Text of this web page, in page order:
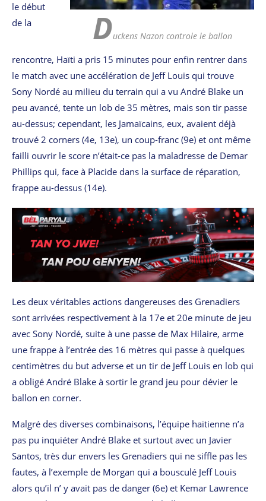
Duckens Nazon controle le ballon
le début
de la
rencontre, Haïti a pris 15 minutes pour enfin rentrer dans
le match avec une accélération de Jeff Louis qui trouve
Sony Nordé au milieu du terrain qui a vu André Blake un
peu avancé, tente un lob de 35 mètres, mais son tir passe
au-dessus; cependant, les Jamaïcains, eux, avaient déjà
trouvé 2 corners (4e, 13e), un coup-franc (9e) et ont même
failli ouvrir le score n’était-ce pas la maladresse de Demar
Phillips qui, face à Placide dans la surface de réparation,
frappe au-dessus (14e).
Les deux véritables actions dangereuses des Grenadiers
sont arrivées respectivement à la 17e et 20e minute de jeu
avec Sony Nordé, suite à une passe de Max Hilaire, arme
une frappe à l’entrée des 16 mètres qui passe à quelques
centimètres du but adverse et un tir de Jeff Louis en lob qui
a obligé André Blake à sortir le grand jeu pour dévier le
ballon en corner.
Malgré des diverses combinaisons, l’équipe haïtienne n’a
pas pu inquiéter André Blake et surtout avec un Javier
Santos, très dur envers les Grenadiers qui ne siffle pas les
fautes, à l’exemple de Morgan qui a bousculé Jeff Louis
alors qu’il n’ y avait pas de danger (6e) et Kemar Lawrence